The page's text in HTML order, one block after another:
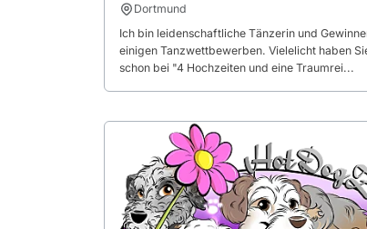
Dortmund
Ich bin leidenschaftliche Tänzerin und
einigen Tanzwettbewerben. Vielelicht haben
schon bei "4 Hochzeiten und eine Traumrei...